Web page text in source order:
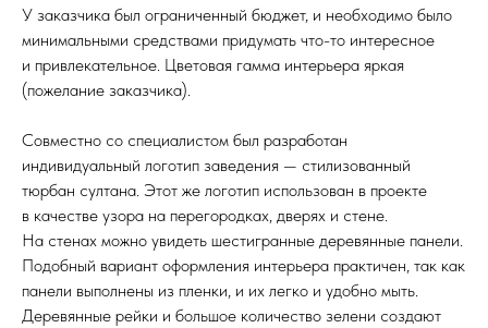
У заказчика был ограниченный бюджет, и необходимо было
минимальными средствами придумать что-то интересное
и привлекательное. Цветовая гамма интерьера яркая
(пожелание заказчика).
Совместно со специалистом был разработан
индивидуальный логотип заведения — стилизованный
тюрбан султана. Этот же логотип использован в проекте
в качестве узора на перегородках, дверях и стене.
На стенах можно увидеть шестигранные деревянные панели.
Подобный вариант оформления интерьера практичен, так как
панели выполнены из пленки, и их легко и удобно мыть.
Деревянные рейки и большое количество зелени создают